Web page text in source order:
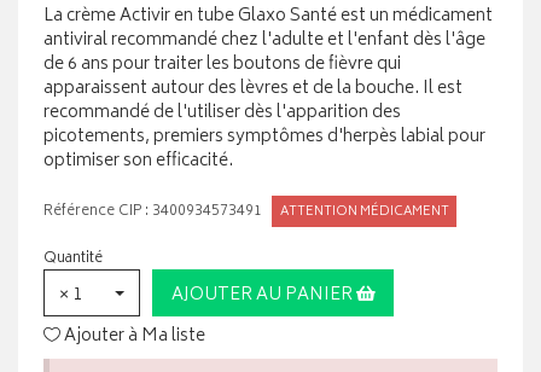
La crème Activir en tube Glaxo Santé est un médicament
antiviral recommandé chez l'adulte et l'enfant dès l'âge
de 6 ans pour traiter les boutons de fièvre qui
apparaissent autour des lèvres et de la bouche. Il est
recommandé de l'utiliser dès l'apparition des
picotements, premiers symptômes d'herpès labial pour
optimiser son efficacité.
Référence CIP : 3400934573491 ATTENTION MÉDICAMENT
Quantité
× 1
AJOUTER AU PANIER
Ajouter à Ma liste